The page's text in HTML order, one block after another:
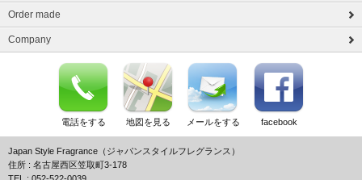
Order made
Company
電話をする 地図を見る メールをする facebook
Japan Style Fragrance（ジャパンスタイルフレグランス）
住所 : 名古屋西区笠取町3-178